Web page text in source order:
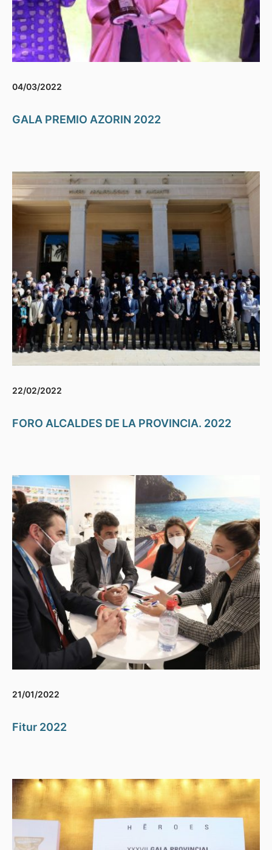
04/03/2022
GALA PREMIO AZORIN 2022
22/02/2022
FORO ALCALDES DE LA PROVINCIA. 2022
21/01/2022
Fitur 2022